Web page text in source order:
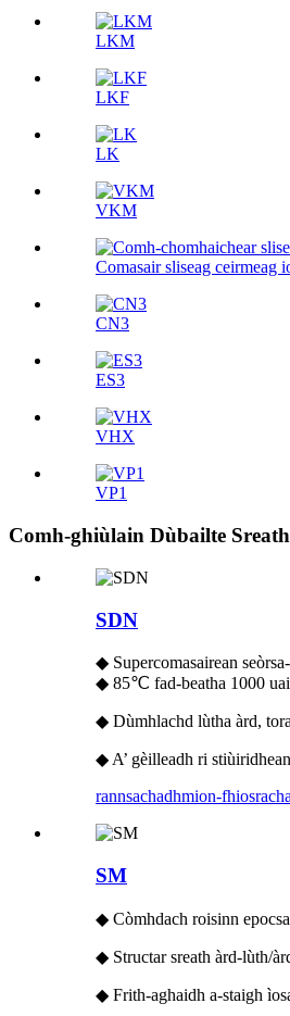
LKM
LKF
LK
VKM
Comasair sliseag ceirmeag
CN3
ES3
VHX
VP1
Comh-ghiùlain Dùbailte
SDN
◆ Supercomasairean
◆ 85℃ fad-beatha 1000
◆ Dùmhlachd lùtha àrd,
◆ A’ gèilleadh ri
rannsachadhmion-
SM
◆ Còmhdach roisinn epocsa
◆ Structar sreath àrd-lùth/
◆ Frith-aghaidh a-staigh